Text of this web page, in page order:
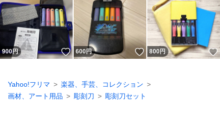
900円 いいね！
600円 いいね！
800円
Yahoo!フリマ
楽器、手芸、コレクション
画材、アート用品
彫刻刀 彫刻刀セット